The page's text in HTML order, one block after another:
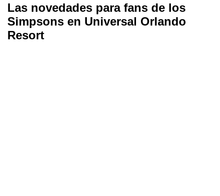
Las novedades para fans de los
Simpsons en Universal Orlando
Resort